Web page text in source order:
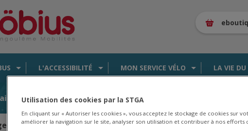
L'ACCESSIBILITÉ MON SERVICE VÉLO LA VIE DU
d'arrêt
les horaires de la saison 2025/2026 encliquant ici.
Utilisation des cookies par la STGA
En cliquant sur « Autoriser les cookies », vous acceptez le stockage de cookies sur
améliorer la navigation sur le site, analyser son utilisation et contribuer à nos efforts